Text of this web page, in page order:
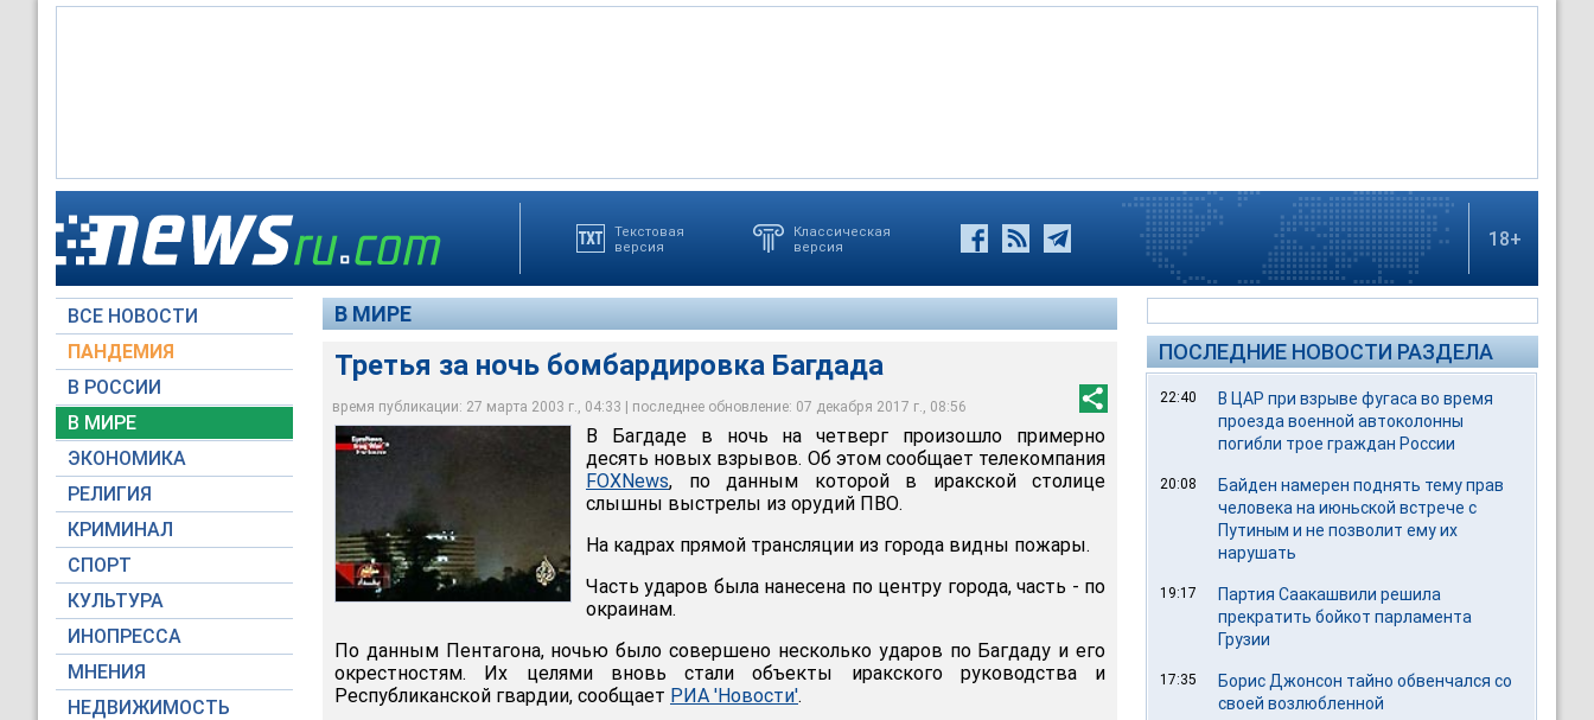
Текстовая
версия
Классическая
версия
18+
ВСЕ НОВОСТИ
ПАНДЕМИЯ
В РОССИИ
В МИРЕ
ЭКОНОМИКА
РЕЛИГИЯ
КРИМИНАЛ
СПОРТ
КУЛЬТУРА
ИНОПРЕССА
МНЕНИЯ
НЕДВИЖИМОСТЬ
В МИРЕ
Третья за ночь бомбардировка Багдада
время публикации: 27 марта 2003 г., 04:33 | последнее обновление: 07 декабря 2017 г., 08:56
Третья за ночь бомбардировка Багдада
Euronews
В Багдаде в ночь на четверг произошло примерно
десять новых взрывов. Об этом сообщает телекомпания
FOXNews, по данным которой в иракской столице
слышны выстрелы из орудий ПВО.
На кадрах прямой трансляции из города видны пожары.
Часть ударов была нанесена по центру города, часть - по
окраинам.
По данным Пентагона, ночью было совершено несколько ударов по Багдаду и его
окрестностям. Их целями вновь стали объекты иракского руководства и
Республиканской гвардии, сообщает РИА 'Новости'.
ПОСЛЕДНИЕ НОВОСТИ РАЗДЕЛА
22:40
В ЦАР при взрыве фугаса во время
проезда военной автоколонны
погибли трое граждан России
20:08
Байден намерен поднять тему прав
человека на июньской встрече с
Путиным и не позволит ему их
нарушать
19:17
Партия Саакашвили решила
прекратить бойкот парламента
Грузии
17:35
Борис Джонсон тайно обвенчался со
своей возлюбленной